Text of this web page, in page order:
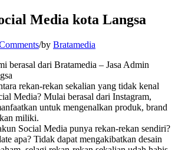
Media kota Langsa
/by Bratamedia
berasal dari Bratamedia – Jasa Admin
rekan-rekan sekalian yang tidak kenal
Media? Mulai berasal dari Instagram,
untuk mengenalkan produk, brand
miliki.
Social Media punya rekan-rekan sendiri?
apa? Tidak dapat mengakibatkan desain